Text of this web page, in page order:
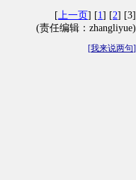
[上一页] [1] [2] [3]
(责任编辑：zhangliyue)
[我来说两句]